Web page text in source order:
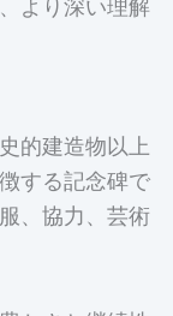
より深い理解
的建造物以上
する記念碑で
、協力、芸術